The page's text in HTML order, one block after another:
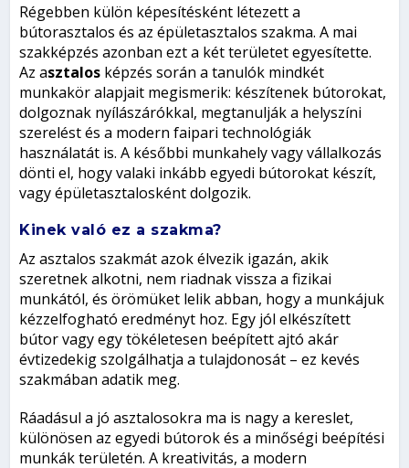
Régebben külön képesítésként létezett a
bútorasztalos és az épületasztalos szakma. A mai
szakképzés azonban ezt a két területet egyesítette.
Az asztalos képzés során a tanulók mindkét
munkakör alapjait megismerik: készítenek bútorokat,
dolgoznak nyílászárókkal, megtanulják a helyszíni
szerelést és a modern faipari technológiák
használatát is. A későbbi munkahely vagy vállalkozás
dönti el, hogy valaki inkább egyedi bútorokat készít,
vagy épületasztalosként dolgozik.
Kinek való ez a szakma?
Az asztalos szakmát azok élvezik igazán, akik
szeretnek alkotni, nem riadnak vissza a fizikai
munkától, és örömüket lelik abban, hogy a munkájuk
kézzelfogható eredményt hoz. Egy jól elkészített
bútor vagy egy tökéletesen beépített ajtó akár
évtizedekig szolgálhatja a tulajdonosát – ez kevés
szakmában adatik meg.
Ráadásul a jó asztalosokra ma is nagy a kereslet,
különösen az egyedi bútorok és a minőségi beépítési
munkák területén. A kreativitás, a modern